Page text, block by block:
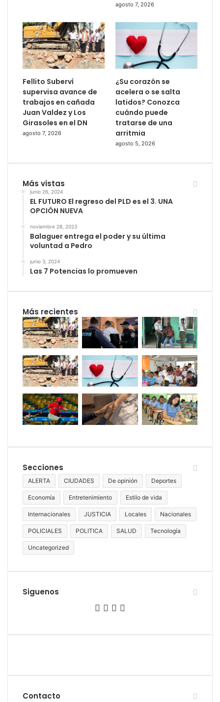
agosto 7, 2026
Fellito Suberví
supervisa avance de
trabajos en cañada
Juan Valdez y Los
Girasoles en el DN
agosto 7, 2026
¿Su corazón se
acelera o se salta
latidos? Conozca
cuándo puede
tratarse de una
arritmia
agosto 5, 2026
Más vistas
junio 26, 2024
EL FUTURO El regreso del PLD es el 3. UNA
OPCIÓN NUEVA
noviembre 28, 2023
Balaguer entrega el poder y su última
voluntad a Pedro
junio 3, 2024
Las 7 Potencias lo promueven
Más recientes
Secciones
ALERTA CIUDADES De opinión Deportes
Economía Entretenimiento Estilo de vida
Internacionales JUSTICIA Locales Nacionales
POLICIALES POLITICA SALUD Tecnología
Uncategorized
Siguenos
Facebook
Twitter
YouTube
Contacto